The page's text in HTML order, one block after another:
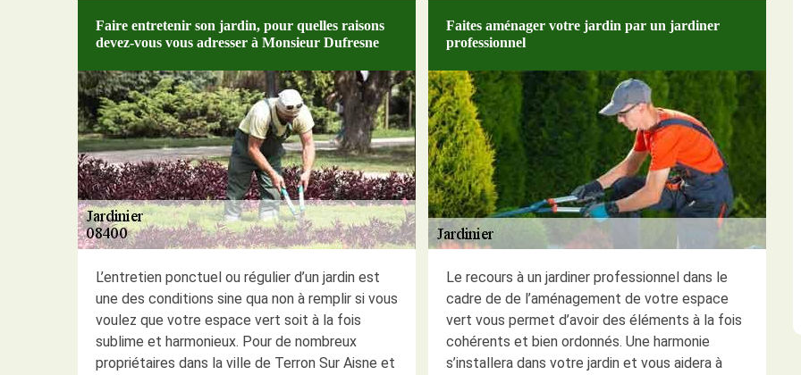
Faire entretenir son jardin, pour quelles raisons
devez-vous vous adresser à Monsieur Dufresne
L’entretien ponctuel ou régulier d’un jardin est
une des conditions sine qua non à remplir si vous
voulez que votre espace vert soit à la fois
sublime et harmonieux. Pour de nombreux
propriétaires dans la ville de Terron Sur Aisne et
Faites aménager votre jardin par un jardiner
professionnel
Le recours à un jardiner professionnel dans le
cadre de de l’aménagement de votre espace
vert vous permet d’avoir des éléments à la fois
cohérents et bien ordonnés. Une harmonie
s’installera dans votre jardin et vous aidera à